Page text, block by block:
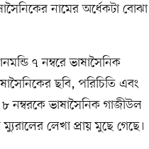
নামের অর্ধেকটা বোঝা
৭ নম্বরে ভাষাসৈনিক
ছবি, পরিচিতি এবং
নম্বরকে ভাষাসৈনিক গাজীউল
লেখা প্রায় মুছে গেছে।